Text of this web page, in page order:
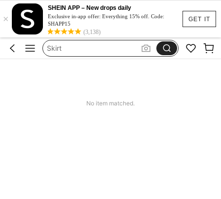
GET IT
×
SHEIN APP – New drops daily
Exclusive in-app offer: Everything 15% off. Code:
SHAPP15
(3,138)
Shorts
Skirt
White Skirt
No item matched.